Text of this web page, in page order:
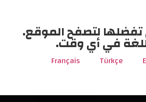
تفضلها لتصفح الموقع.
في أي وقت.
Türkçe
Français